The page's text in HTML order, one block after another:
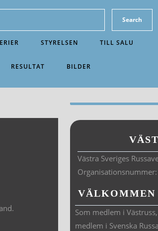
STYRELSEN TILL SALU
RESULTAT BILDER
Västra Sveriges
VÄLKOMMEN
Som medlem i
medlem i Svenska